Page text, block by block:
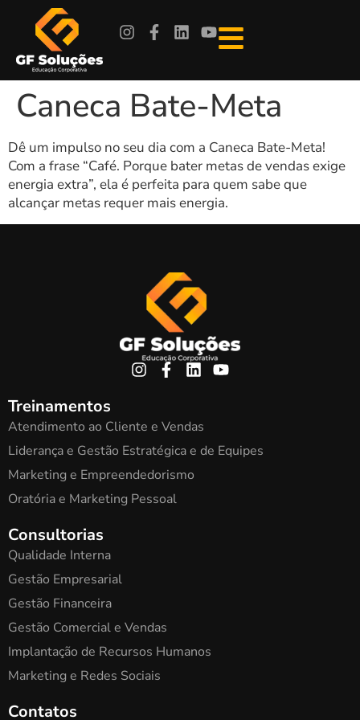
Caneca Bate-Meta
Dê um impulso no seu dia com a Caneca Bate-Meta!
Com a frase “Café. Porque bater metas de vendas exige
energia extra”, ela é perfeita para quem sabe que
alcançar metas requer mais energia.
Treinamentos
Atendimento ao Cliente e Vendas
Liderança e Gestão Estratégica e de Equipes
Marketing e Empreendedorismo
Oratória e Marketing Pessoal
Consultorias
Qualidade Interna
Gestão Empresarial
Gestão Financeira
Gestão Comercial e Vendas
Implantação de Recursos Humanos
Marketing e Redes Sociais
Contatos